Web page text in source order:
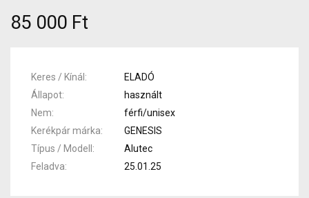
85 000 Ft
Keres / Kínál
ELADÓ
Állapot
használt
Nem
férfi/unisex
Kerékpár márka
GENESIS
Típus / Modell
Alutec
Feladva
25.01.25